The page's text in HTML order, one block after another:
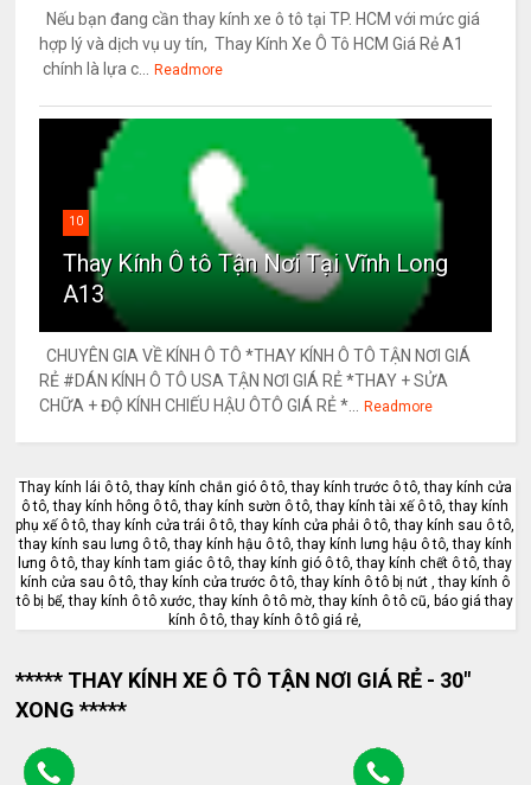
Nếu bạn đang cần thay kính xe ô tô tại TP. HCM với mức giá
hợp lý và dịch vụ uy tín, Thay Kính Xe Ô Tô HCM Giá Rẻ A1
chính là lựa c...
Readmore
10
Thay Kính Ô tô Tận Nơi Tại Vĩnh Long
A13
CHUYÊN GIA VỀ KÍNH Ô TÔ *THAY KÍNH Ô TÔ TẬN NƠI GIÁ
RẺ #DÁN KÍNH Ô TÔ USA TẬN NƠI GIÁ RẺ *THAY + SỬA
CHỮA + ĐỘ KÍNH CHIẾU HẬU ÔTÔ GIÁ RẺ *...
Readmore
Thay kính lái ô tô, thay kính chắn gió ô tô, thay kính trước ô tô, thay kính cửa
ô tô, thay kính hông ô tô, thay kính sườn ô tô, thay kính tài xế ô tô, thay kính
phụ xế ô tô, thay kính cửa trái ô tô, thay kính cửa phải ô tô, thay kính sau ô tô,
thay kính sau lưng ô tô, thay kính hậu ô tô, thay kính lưng hậu ô tô, thay kính
lưng ô tô, thay kính tam giác ô tô, thay kính gió ô tô, thay kính chết ô tô, thay
kính cửa sau ô tô, thay kính cửa trước ô tô, thay kính ô tô bị nứt , thay kính ô
tô bị bể, thay kính ô tô xước, thay kính ô tô mờ, thay kính ô tô cũ, báo giá thay
kính ô tô, thay kính ô tô giá rẻ,
***** THAY KÍNH XE Ô TÔ TẬN NƠI GIÁ RẺ - 30"
XONG *****